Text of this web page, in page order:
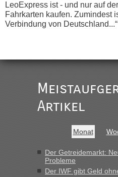
LeoExpress ist - und nur auf
Fahrkarten kaufen. Zumindest
Verbindung von Deutschland...“
gab es keine Probleme“
inRecht, Visa und
Anfang des Jahres
Verstöße im Wert von
„Am besten wäre natürlich,
Alleinreisende Männer stehen
Verdacht.“
Artikel
Monat
Der Getreidemarkt:
Probleme
Der IWF gibt Geld